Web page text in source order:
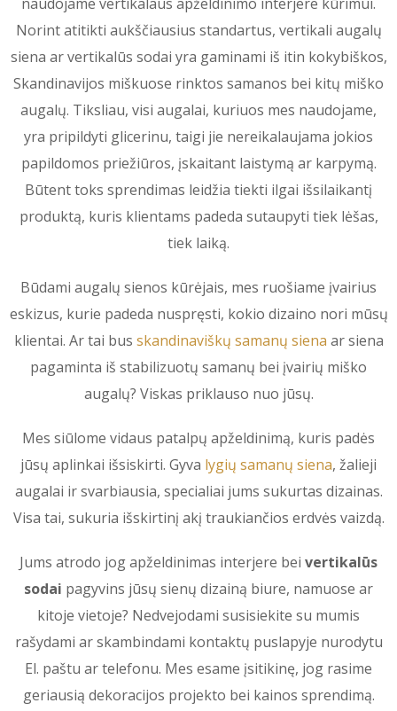
Norint atitikti aukščiausius standartus, vertikali augalų
siena ar vertikalūs sodai yra gaminami iš itin kokybiškos,
Skandinavijos miškuose rinktos samanos bei kitų miško
augalų. Tiksliau, visi augalai, kuriuos mes naudojame,
yra pripildyti glicerinu, taigi jie nereikalaujama jokios
papildomos priežiūros, įskaitant laistymą ar karpymą.
Būtent toks sprendimas leidžia tiekti ilgai išsilaikantį
produktą, kuris klientams padeda sutaupyti tiek lėšas,
tiek laiką.
Būdami augalų sienos kūrėjais, mes ruošiame įvairius
eskizus, kurie padeda nuspręsti, kokio dizaino nori mūsų
klientai. Ar tai bus skandinaviškų samanų siena ar siena
pagaminta iš stabilizuotų samanų bei įvairių miško
augalų? Viskas priklauso nuo jūsų.
Mes siūlome vidaus patalpų apželdinimą, kuris padės
jūsų aplinkai išsiskirti. Gyva lygių samanų siena, žalieji
augalai ir svarbiausia, specialiai jums sukurtas dizainas.
Visa tai, sukuria išskirtinį akį traukiančios erdvės vaizdą.
Jums atrodo jog apželdinimas interjere bei vertikalūs
sodai pagyvins jūsų sienų dizainą biure, namuose ar
kitoje vietoje? Nedvejodami susisiekite su mumis
rašydami ar skambindami kontaktų puslapyje nurodytu
El. paštu ar telefonu. Mes esame įsitikinę, jog rasime
geriausią dekoracijos projekto bei kainos sprendimą.